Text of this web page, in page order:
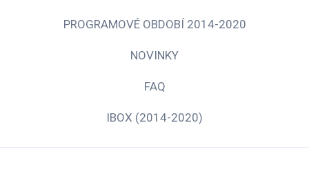
PROGRAMOVÉ OBDOBÍ 2014-2020
NOVINKY
FAQ
IBOX (2014-2020)